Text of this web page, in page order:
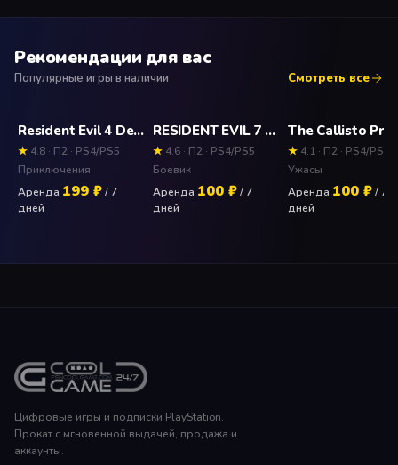
Рекомендации для вас
Популярные игры в наличии Смотреть все
Resident Evil 4 Deluxe Edition Прокат и аренда игры 7 дней
★ 4.8 · П2 · PS4/PS5
Приключения
Аренда 199 ₽/ 7
дней
RESIDENT EVIL 7 biohazard (PS4) Прокат и аренда игры 7 дней
★ 4.6 · П2 · PS4/PS5
Боевик
Аренда 100 ₽/ 7
дней
★ 4.1 · П2 · PS4/PS5
Ужасы
Аренда 100 ₽/ 7
дней
Цифровые игры и подписки PlayStation.
Прокат с мгновенной выдачей, продажа и
аккаунты.